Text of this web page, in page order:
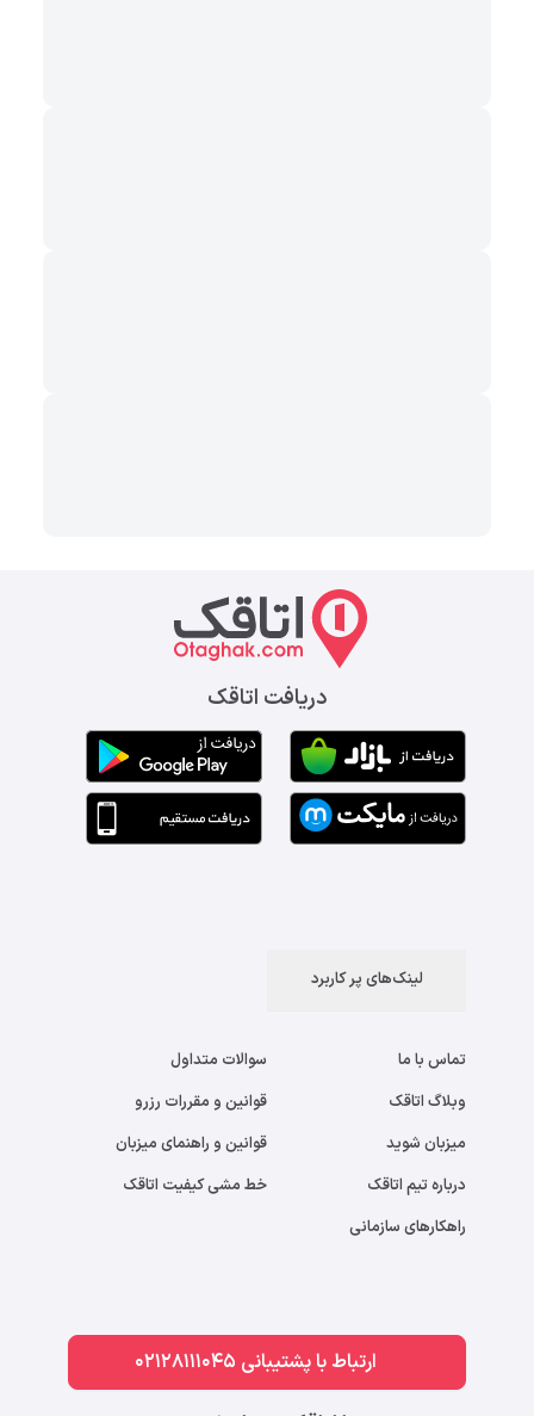
دریافت اتاقک
لینک‌های پر کاربرد
تماس با ما
وبلاگ اتاقک
میزبان شوید
درباره تیم اتاقک
راهکارهای سازمانی
سوالات متداول
قوانین و مقررات رزرو
قوانین و راهنمای میزبان
خط مشی کیفیت اتاقک
ارتباط با پشتیبانی 02128111045